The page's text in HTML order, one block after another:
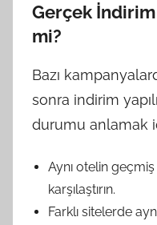
Gerçek
mi?
Bazı
sonra indirim
durumu anlamak
Aynı otelin
karşılaştırın.
Farklı sitelerde